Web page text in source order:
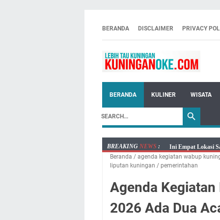
BERANDA DISCLAIMER PRIVACY
BERANDA KULINER WISATA
BREAKING NEWS :
Ini Empat Lokasi
Jumat 7 Agustus
Tetap Berjalan
Salat Lima Waktu
Menenangkan, Ini
Beranda / agenda kegiatan wabup
liputan kuningan / pemerintahan
Agenda
2026 Ada Dua